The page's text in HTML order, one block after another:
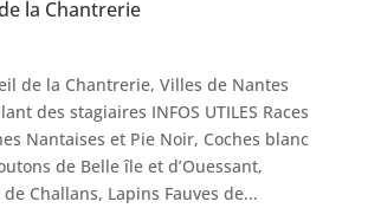
la Chantrerie
de la Chantrerie, Villes de Nantes
des stagiaires INFOS UTILES Races
Nantaises et Pie Noir, Coches blanc
de Belle île et d’Ouessant,
Challans, Lapins Fauves de...